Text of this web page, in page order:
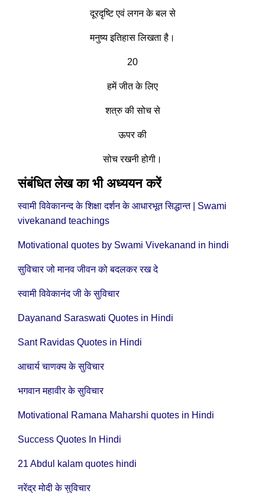
दूरदृष्टि एवं लगन के बल से
मनुष्य इतिहास लिखता है।
20
हमें जीत के लिए
शत्रु की सोच से
ऊपर की
सोच रखनी होगी।
संबंधित लेख का भी अध्ययन करें
स्वामी विवेकानन्द के शिक्षा दर्शन के आधारभूत सिद्धान्त | Swami
vivekanand teachings
Motivational quotes by Swami Vivekanand in hindi
सुविचार जो मानव जीवन को बदलकर रख दे
स्वामी विवेकानंद जी के सुविचार
Dayanand Saraswati Quotes in Hindi
Sant Ravidas Quotes in Hindi
आचार्य चाणक्य के सुविचार
भगवान महावीर के सुविचार
Motivational Ramana Maharshi quotes in Hindi
Success Quotes In Hindi
21 Abdul kalam quotes hindi
नरेंद्र मोदी के सुविचार